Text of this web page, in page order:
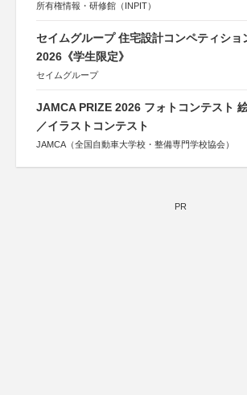
所有権情報・研修館（INPIT）
セイムグループ 住宅設計コンペティショ
2026《学生限定》
セイムグループ
JAMCA PRIZE 2026 フォトコンテスト
／イラストコンテスト
JAMCA（全国自動車大学校・整備専門学校協会）
PR